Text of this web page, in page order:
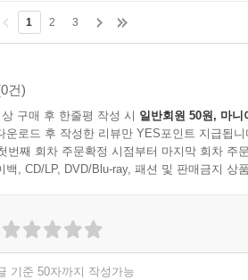
1 2 3
건)
구매 후 한줄평 작성 시 일반회원 50원, 마니
운로드 후 작성한 리뷰만 YES포인트 지급됩니
번째 회차 주문확정 시점부터 마지막 회차 주
백, CD/LP, DVD/Blu-ray, 패션 및 판매금지 상
기준 50자까지 작성가능